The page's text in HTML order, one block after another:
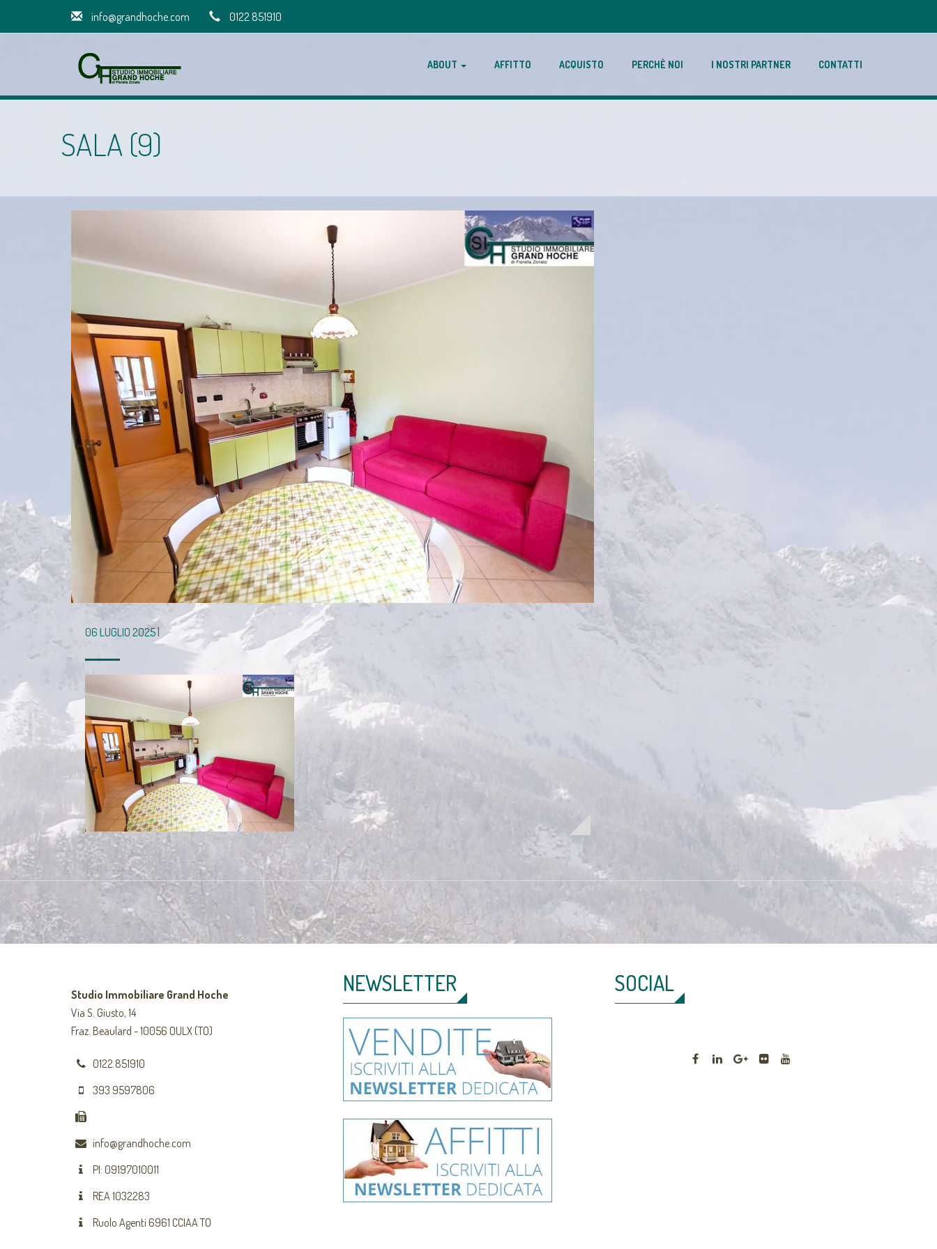
info@grandhoche.com 0122 851910
ABOUT AFFITTO ACQUISTO PERCHÈ NOI I NOSTRI PARTNER CONTATTI
SALA (9)
06 LUGLIO 2025 |
Studio Immobiliare Grand Hoche
Via S. Giusto, 14
Fraz. Beaulard - 10056 OULX (TO)
0122 851910
393 9597806
info@grandhoche.com
PI: 09197010011
REA 1032283
Ruolo Agenti 6961 CCIAA TO
NEWSLETTER SOCIAL